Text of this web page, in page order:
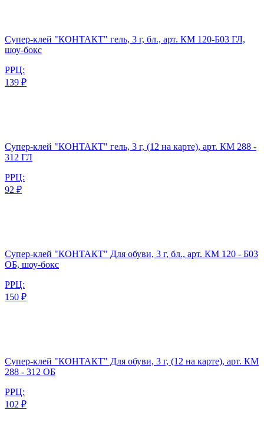
Супер-клей "КОНТАКТ" гель, 3 г, бл., арт. КМ 120-Б03 ГЛ,
шоу-бокс
РРЦ:
139 ₽
Супер-клей "КОНТАКТ" гель, 3 г, (12 на карте), арт. КМ 288 -
312 ГЛ
РРЦ:
92 ₽
Супер-клей "КОНТАКТ" Для обуви, 3 г, бл., арт. КМ 120 - Б03
ОБ, шоу-бокс
РРЦ:
150 ₽
Супер-клей "КОНТАКТ" Для обуви, 3 г, (12 на карте), арт. КМ
288 - 312 ОБ
РРЦ:
102 ₽